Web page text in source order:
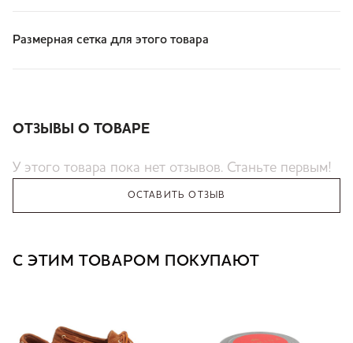
Размерная сетка для этого товара
ОТЗЫВЫ О ТОВАРЕ
У этого товара пока нет отзывов. Станьте первым!
ОСТАВИТЬ ОТЗЫВ
С ЭТИМ ТОВАРОМ ПОКУПАЮТ